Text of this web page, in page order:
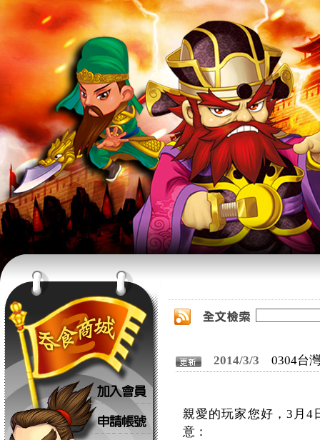
2014/3/3 0304台
親愛的玩家您好，3月4
意：